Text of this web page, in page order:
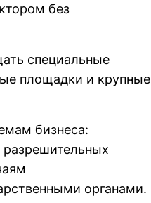
без
специальные
площадки и крупные
бизнеса:
органами.